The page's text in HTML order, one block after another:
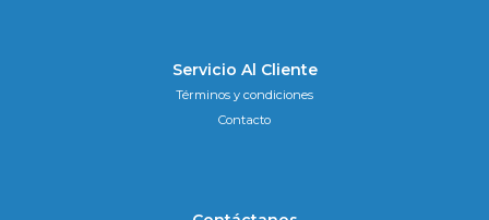
Servicio Al Cliente
Términos y condiciones
Contacto